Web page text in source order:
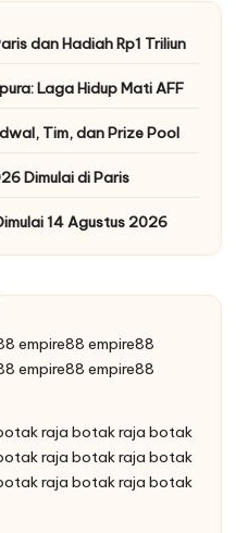
dan Hadiah Rp1 Triliun
Laga Hidup Mati AFF
Tim, dan Prize Pool
Dimulai di Paris
14 Agustus 2026
empire88 empire88
empire88 empire88
raja botakraja botak
raja botakraja botak
raja botakraja botak